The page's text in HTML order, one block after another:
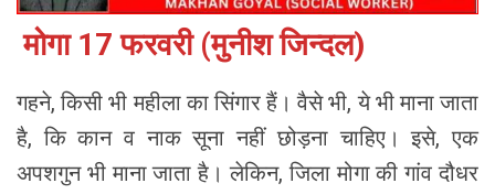
मोगा 17 फरवरी (मुनीश जिन्दल)
गहने, किसी भी महीला का सिंगार हैं। वैसे भी, ये भी माना जाता
है, कि कान व नाक सूना नहीं छोड़ना चाहिए। इसे, एक
अपशगुन भी माना जाता है। लेकिन, जिला मोगा की गांव दौधर